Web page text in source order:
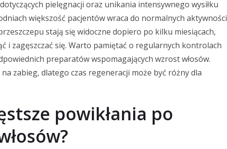
pielęgnacji oraz unikania intensywnego wysiłku
większość pacjentów wraca do normalnych aktywności
stają się widoczne dopiero po kilku miesiącach,
i zagęszczać się. Warto pamiętać o regularnych kontrolach
preparatów wspomagających wzrost włosów.
zabieg, dlatego czas regeneracji może być różny dla
powikłania po